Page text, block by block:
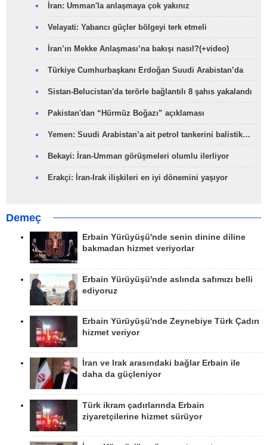
İran: Umman'la anlaşmaya çok yakınız
Velayati: Yabancı güçler bölgeyi terk etmeli
İran’ın Mekke Anlaşması’na bakışı nasıl?(+video)
Türkiye Cumhurbaşkanı Erdoğan Suudi Arabistan’da
Sistan-Belucistan'da terörle bağlantılı 8 şahıs yakalandı
Pakistan'dan “Hürmüz Boğazı” açıklaması
Yemen: Suudi Arabistan’a ait petrol tankerini balistik…
Bekayi: İran-Umman görüşmeleri olumlu ilerliyor
Erakçi: İran-Irak ilişkileri en iyi dönemini yaşıyor
Demeç
Erbain Yürüyüşü'nde senin dinine diline
bakmadan hizmet veriyorlar
Erbain Yürüyüşü'nde aslında safımızı belli
ediyoruz
Erbain Yürüyüşü'nde Zeynebiye Türk Çadırı
hizmet veriyor
İran ve Irak arasındaki bağlar Erbain ile
daha da güçleniyor
Türk ikram çadırlarında Erbain
ziyaretçilerine hizmet sürüyor